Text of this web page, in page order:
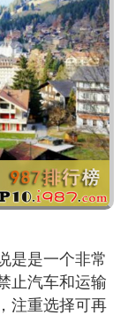
是是一个非常
止汽车和运输
注重选择可再